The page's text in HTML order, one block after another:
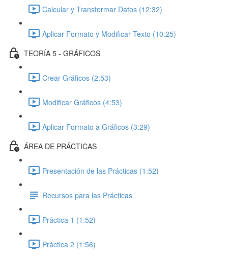
Calcular y Transformar Datos (12:32)
Aplicar Formato y Modificar Texto (10:25)
TEORÍA 5 - GRÁFICOS
Crear Gráficos (2:53)
Modificar Gráficos (4:53)
Aplicar Formato a Gráficos (3:29)
ÁREA DE PRÁCTICAS
Presentación de las Prácticas (1:52)
Recursos para las Prácticas
Práctica 1 (1:52)
Práctica 2 (1:56)